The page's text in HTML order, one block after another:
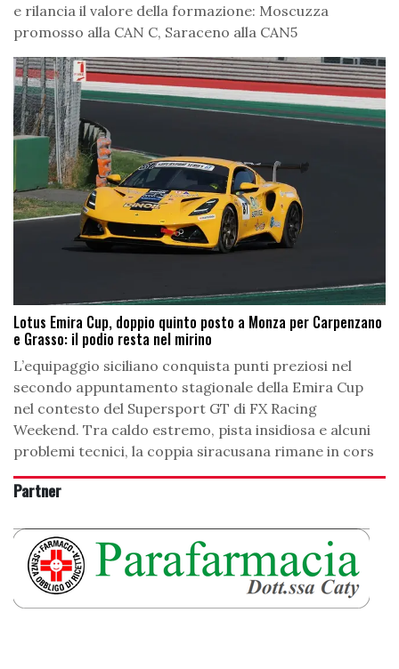
e rilancia il valore della formazione: Moscuzza
promosso alla CAN C, Saraceno alla CAN5
Lotus Emira Cup, doppio quinto posto a Monza per Carpenzano
e Grasso: il podio resta nel mirino
L’equipaggio siciliano conquista punti preziosi nel
secondo appuntamento stagionale della Emira Cup
nel contesto del Supersport GT di FX Racing
Weekend. Tra caldo estremo, pista insidiosa e alcuni
problemi tecnici, la coppia siracusana rimane in cors
Partner